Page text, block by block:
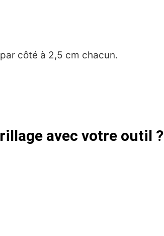
côté à 2,5 cm chacun.
avec votre outil ?